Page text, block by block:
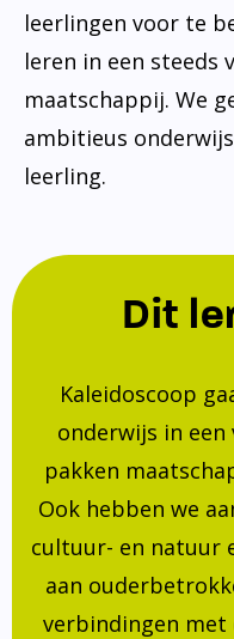
leerlingen voor te
leren in een steeds
maatschappij. We
ambitieus
leerling.
Dit
Kaleidoscoop
onderwijs in een
pakken
Ook hebben we
cultuur- en natuur
aan
verbindingen met